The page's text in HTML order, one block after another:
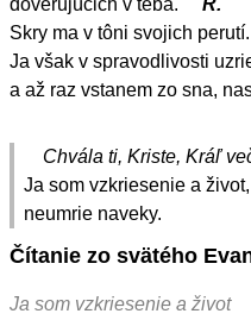
Skry ma v tôni svojich
Ja však v spravodlivosti
a až raz vstanem zo sna,
Chvála ti, Kriste, Kráľ
Ja som vzkriesenie a
neumrie naveky.
Čítanie zo svätého
Ja som vzkriesenie a život